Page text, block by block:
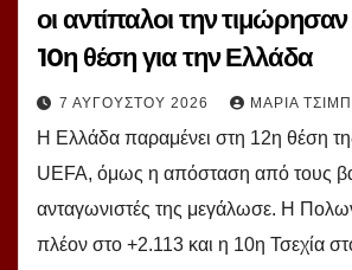
οι αντίπαλοι την
10η θέση για την Ελλάδα
7 ΑΥΓΟΎΣΤΟΥ 2026 ΜΑΡΊΑ
Η Ελλάδα παραμένει στη 12η θέση
UEFA, όμως η απόσταση από τους
ανταγωνιστές της μεγάλωσε. Η
πλέον στο +2.113 και η 10η Τσεχία